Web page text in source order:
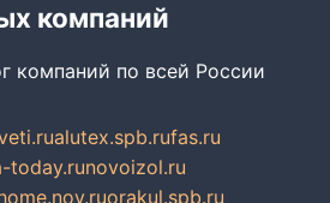
компаний
компаний по всей России
alutex.spb.rufas.ru
today.runovoizol.ru
orakul.spb.ru